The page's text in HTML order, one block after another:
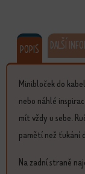
POPIS DALŠÍ
Minibloček do
nebo náhlé
mít vždy u sebe.
pamětí než ťukání
Na zadní straně